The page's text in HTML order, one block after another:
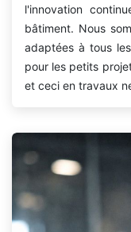
l'innovation
bâtiment. Nous
adaptées à tous
pour les petits
et ceci en travaux